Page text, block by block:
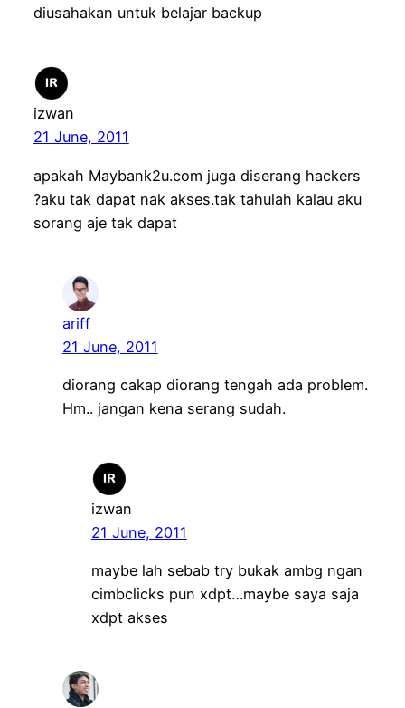
diusahakan untuk belajar backup
izwan
21 June, 2011
apakah Maybank2u.com juga diserang hackers
?aku tak dapat nak akses.tak tahulah kalau aku
sorang aje tak dapat
ariff
21 June, 2011
diorang cakap diorang tengah ada problem.
Hm.. jangan kena serang sudah.
izwan
21 June, 2011
maybe lah sebab try bukak ambg ngan
cimbclicks pun xdpt…maybe saya saja
xdpt akses